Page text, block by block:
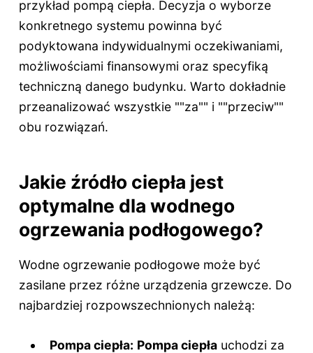
przykład pompą ciepła. Decyzja o wyborze
konkretnego systemu powinna być
podyktowana indywidualnymi oczekiwaniami,
możliwościami finansowymi oraz specyfiką
techniczną danego budynku. Warto dokładnie
przeanalizować wszystkie ""za"" i ""przeciw""
obu rozwiązań.
Jakie źródło ciepła jest
optymalne dla wodnego
ogrzewania podłogowego?
Wodne ogrzewanie podłogowe może być
zasilane przez różne urządzenia grzewcze. Do
najbardziej rozpowszechnionych należą:
Pompa ciepła: Pompa ciepła uchodzi za